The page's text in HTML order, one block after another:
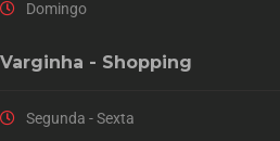
Domingo
Varginha - Shopping
Segunda - Sexta